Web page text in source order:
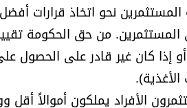
نحو اتخاذ قرارات
من حق الحكومة
إذا كان غير قادر على الحصول
الأفراد يملكون أموالاً أقل